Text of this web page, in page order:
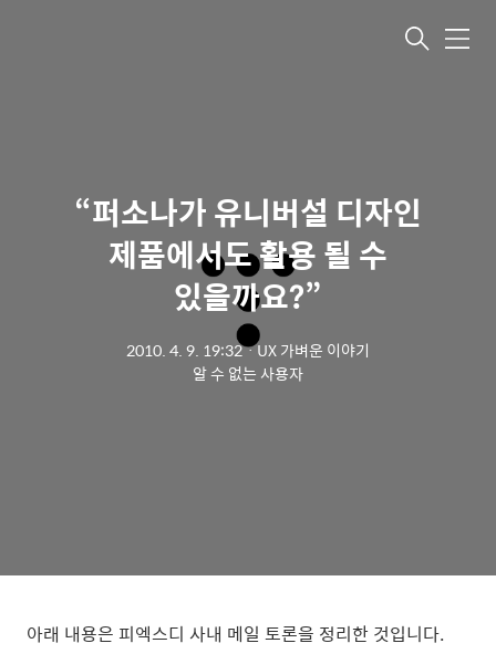
메뉴
“퍼소나가 유니버설 디자인
제품에서도 활용 될 수
있을까요?”
2010. 4. 9. 19:32ㆍUX 가벼운 이야기
알 수 없는 사용자
아래 내용은 피엑스디 사내 메일 토론을 정리한 것입니다.